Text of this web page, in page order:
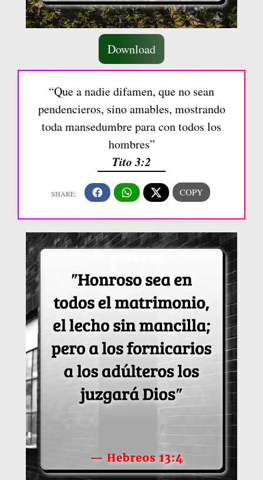
Download
“Que a nadie difamen, que no sean
pendencieros, sino amables, mostrando
toda mansedumbre para con todos los
hombres”
Tito 3:2